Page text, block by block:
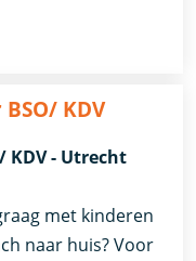
KDV
KDV - Utrecht
met kinderen
naar huis? Voor